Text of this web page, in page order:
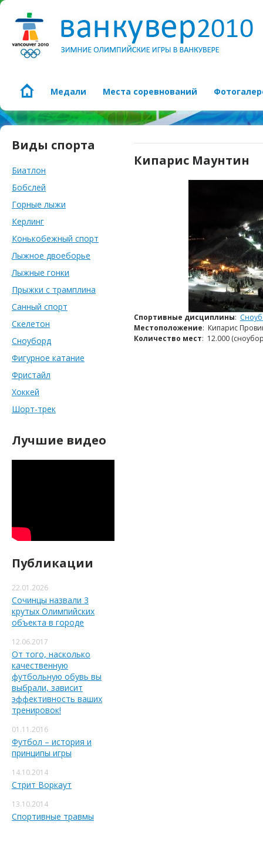
Медали Места соревнований
Виды спорта
Биатлон
Бобслей
Горные лыжи
Керлинг
Конькобежный спорт
Лыжное двоеборье
Лыжные гонки
Прыжки с трамплина
Санный спорт
Скелетон
Сноуборд
Фигурное катание
Фристайл
Хоккей
Шорт-трек
Лучшие видео
Публикации
22.01.2026
Сочинцы назвали 3
крутых Олимпийских
объекта в городе
12.06.2017
От того, насколько
качественную
футбольную обувь вы
выбрали, зависит
эффективность ваших
тренировок!
01.11.2016
Футбол – история и
принципы игры
14.10.2014
Стрит Воркаут
13.10.2014
Спортивные травмы
Кипарис Маунтин
Спортивные дисциплины:
Местоположение: Кипарис
Количество мест: 12.000